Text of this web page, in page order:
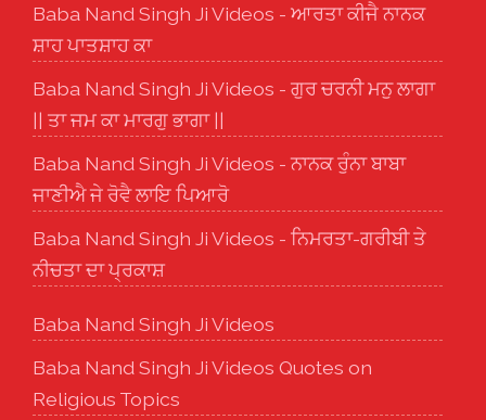
Baba Nand Singh Ji Videos - ਆਰਤਾ ਕੀਜੈ ਨਾਨਕ
ਸ਼ਾਹ ਪਾਤਸ਼ਾਹ ਕਾ
Baba Nand Singh Ji Videos - ਗੁਰ ਚਰਨੀ ਮਨੁ ਲਾਗਾ
|| ਤਾ ਜਮ ਕਾ ਮਾਰਗੁ ਭਾਗਾ ||
Baba Nand Singh Ji Videos - ਨਾਨਕ ਰੁੰਨਾ ਬਾਬਾ
ਜਾਣੀਐ ਜੇ ਰੋਵੈ ਲਾਇ ਪਿਆਰੋ
Baba Nand Singh Ji Videos - ਨਿਮਰਤਾ-ਗਰੀਬੀ ਤੇ
ਨੀਚਤਾ ਦਾ ਪ੍ਰਕਾਸ਼
Baba Nand Singh Ji Videos
Baba Nand Singh Ji Videos Quotes on
Religious Topics